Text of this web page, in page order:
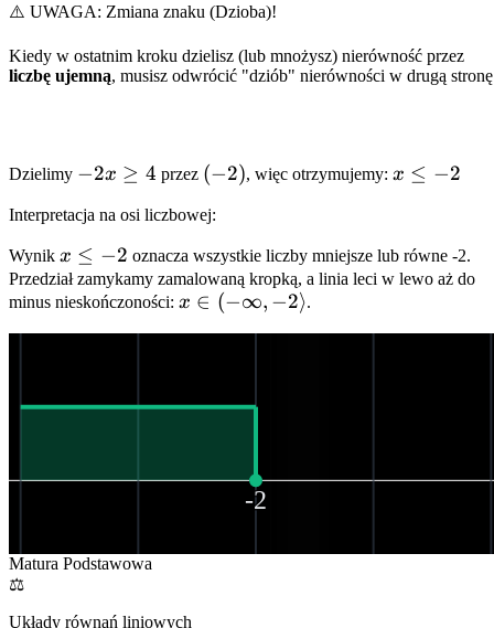
-1
+
5
4
⚠️ UWAGA: Zmiana znaku (Dzioba)!
Kiedy w ostatnim kroku dzielisz (lub mnożysz) nierówność przez
liczbę ujemną, musisz odwrócić "dziób" nierówności w drugą
Dzielimy -2x
4
−2x ≥ 4 przez (-2)
(−2), więc otrzymujemy: x
x ≤ −2
Interpretacja na osi liczbowej:
Wynik x
\le
-2
x ≤ −2 oznacza wszystkie liczby mniejsze lub równe -2.
Przedział zamykamy zamalowaną kropką, a linia leci w lewo aż do
minus nieskończoności: x \in (-
x ∈ (−∞, −2⟩.
-2
Matura Podstawowa
⚖️
Układy równań liniowych